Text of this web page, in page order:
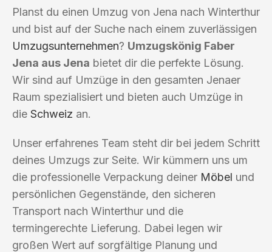
Planst du einen Umzug von Jena nach Winterthur
und bist auf der Suche nach einem zuverlässigen
Umzugsunternehmen? Umzugskönig Faber
Jena aus Jena bietet dir die perfekte Lösung.
Wir sind auf Umzüge in den gesamten Jenaer
Raum spezialisiert und bieten auch Umzüge in
die Schweiz an.
Unser erfahrenes Team steht dir bei jedem Schritt
deines Umzugs zur Seite. Wir kümmern uns um
die professionelle Verpackung deiner Möbel und
persönlichen Gegenstände, den sicheren
Transport nach Winterthur und die
termingerechte Lieferung. Dabei legen wir
großen Wert auf sorgfältige Planung und